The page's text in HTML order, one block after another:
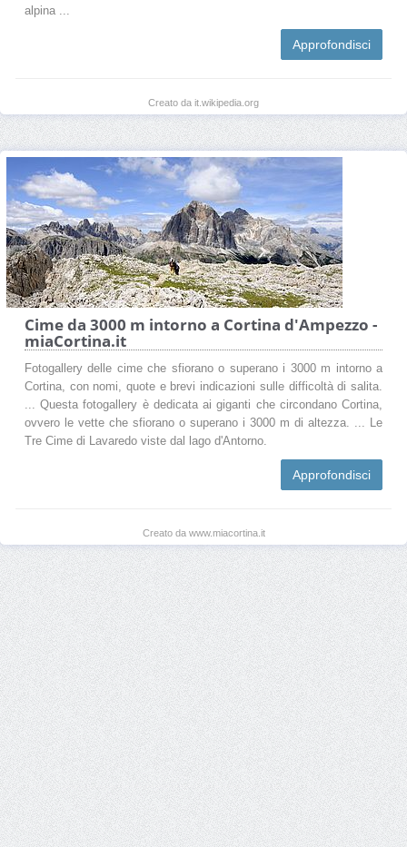
alpina ...
Approfondisci
Creato da it.wikipedia.org
Cime da 3000 m intorno a Cortina d'Ampezzo -
miaCortina.it
Fotogallery delle cime che sfiorano o superano i 3000 m intorno a
Cortina, con nomi, quote e brevi indicazioni sulle difficoltà di salita.
... Questa fotogallery è dedicata ai giganti che circondano Cortina,
ovvero le vette che sfiorano o superano i 3000 m di altezza. ... Le
Tre Cime di Lavaredo viste dal lago d'Antorno.
Approfondisci
Creato da www.miacortina.it